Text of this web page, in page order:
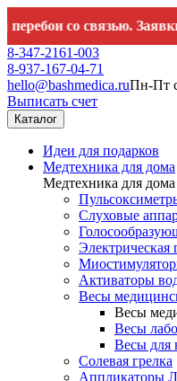
связью. Заявки
8-347-2161-003
8-937-167-04-71
hello@bashmedica.ruПн-Пт
Выписать счет
Каталог
Идеи для подарков
Медтехника для дома
Медтехника для дома
Слуховые
Электрическая
Активаторы
Весы
Весы
Весы
Весы для
Солевая грелка
Аппликаторы